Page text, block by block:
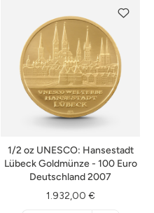
1/2 oz UNESCO: Hansestadt
Lübeck Goldmünze - 100 Euro
Deutschland 2007
1.932,00 €